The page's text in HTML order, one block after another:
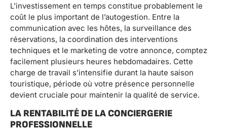
L’investissement en temps constitue probablement le
coût le plus important de l’autogestion. Entre la
communication avec les hôtes, la surveillance des
réservations, la coordination des interventions
techniques et le marketing de votre annonce, comptez
facilement plusieurs heures hebdomadaires. Cette
charge de travail s’intensifie durant la haute saison
touristique, période où votre présence personnelle
devient cruciale pour maintenir la qualité de service.
LA RENTABILITÉ DE LA CONCIERGERIE
PROFESSIONNELLE